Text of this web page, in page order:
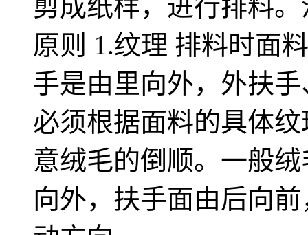
剪成纸样，进行排料
原则 1.纹理 排料时面
手是由里向外，外扶
必须根据面料的具体
意绒毛的倒顺。一般
向外，扶手面由后向